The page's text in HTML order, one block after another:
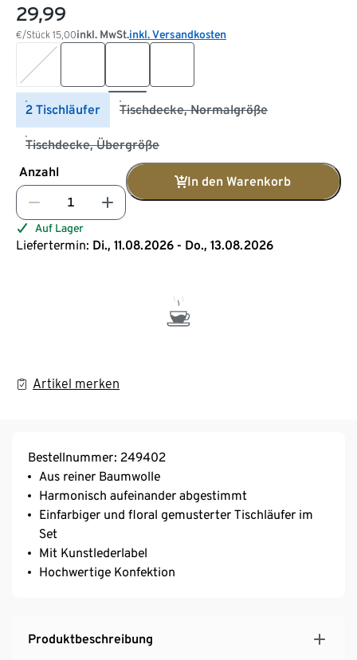
29,99
€/Stück 15,00inkl. MwSt.inkl. Versandkosten
2 Tischläufer Tischdecke, Normalgröße
Tischdecke, Übergröße
Anzahl
In den Warenkorb
Auf Lager
Liefertermin: Di., 11.08.2026 - Do., 13.08.2026
Artikel merken
Bestellnummer: 249402
Aus reiner Baumwolle
Harmonisch aufeinander abgestimmt
Einfarbiger und floral gemusterter Tischläufer im
Set
Mit Kunstlederlabel
Hochwertige Konfektion
Produktbeschreibung